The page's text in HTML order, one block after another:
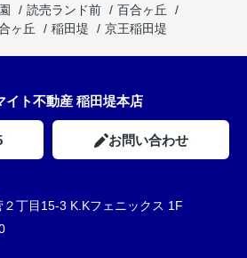
読売ランド前
百合ヶ丘
ヶ丘 稲田堤 京王稲田堤
イト不動産 稲田堤本店
お問い合わせ
丁目15-3 K.Kフェニックス 1F